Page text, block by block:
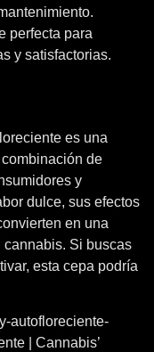
perfecta para
y satisfactorias.
es una
de
y
dulce, sus efectos
en una
Si buscas
esta cepa podría
autofloreciente-
| Cannabis’